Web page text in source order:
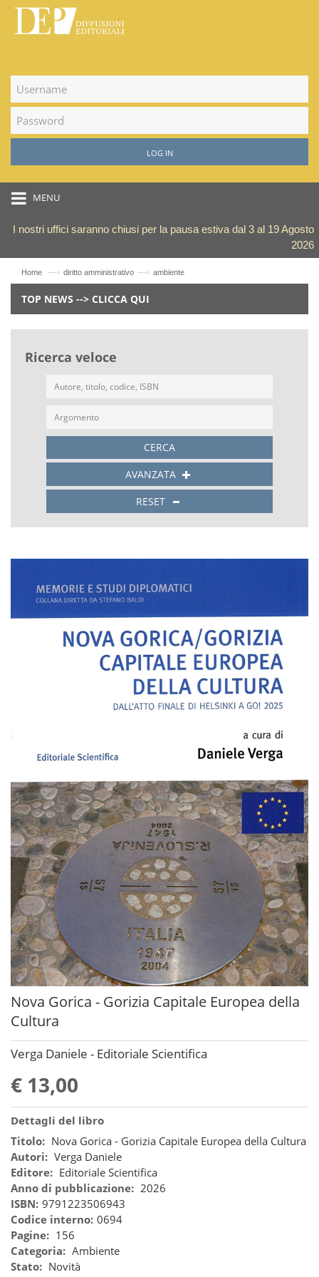
LOG IN
MENU
I nostri uffici saranno chiusi per la pausa estiva dal 3 al 19 Agosto
2026
Home —› diritto amministrativo —› ambiente
TOP NEWS --> CLICCA QUI
Ricerca veloce
CERCA
AVANZATA
RESET
Nova Gorica - Gorizia Capitale Europea della
Cultura
Verga Daniele - Editoriale Scientifica
€ 13,00
Dettagli del libro
Titolo: Nova Gorica - Gorizia Capitale Europea della Cultura
Autori: Verga Daniele
Editore: Editoriale Scientifica
Anno di pubblicazione: 2026
ISBN: 9791223506943
Codice interno: 0694
Pagine: 156
Categoria: Ambiente
Stato: Novità